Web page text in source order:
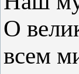
О
всем